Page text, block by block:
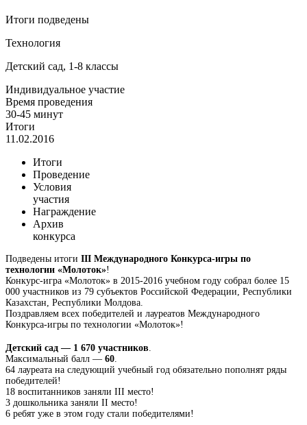
Итоги подведены
Технология
Детский сад, 1-8 классы
Индивидуальное участие
Время проведения
30-45 минут
Итоги
11.02.2016
Итоги
Проведение
Условия
участия
Награждение
Архив
конкурса
Подведены итоги III Международного Конкурса-игры по
технологии «Молоток»!
Конкурс-игра «Молоток» в 2015-2016 учебном году собрал более 15
000 участников из 79 субъектов Российской Федерации, Республики
Казахстан, Республики Молдова.
Поздравляем всех победителей и лауреатов Международного
Конкурса-игры по технологии «Молоток»!
Детский сад — 1 670 участников.
Максимальный балл — 60.
64 лауреата на следующий учебный год обязательно пополнят ряды
победителей!
18 воспитанников заняли III место!
3 дошкольника заняли II место!
6 ребят уже в этом году стали победителями!